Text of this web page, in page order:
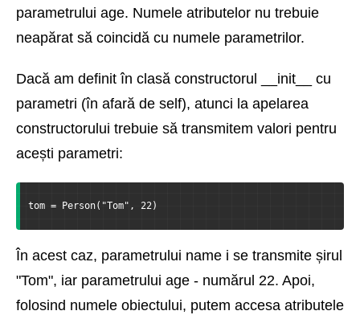
parametrului age. Numele atributelor nu trebuie
neapărat să coincidă cu numele parametrilor.
Dacă am definit în clasă constructorul __init__ cu
parametri (în afară de self), atunci la apelarea
constructorului trebuie să transmitem valori pentru
acești parametri:
tom = Person("Tom", 22)
În acest caz, parametrului name i se transmite șirul
"Tom", iar parametrului age - numărul 22. Apoi,
folosind numele obiectului, putem accesa atributele